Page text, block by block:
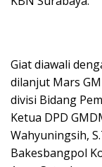
Giat diawali
dilanjut Mars
divisi Bidang
Ketua DPD
Wahyuningsih,
Bakesbangpol